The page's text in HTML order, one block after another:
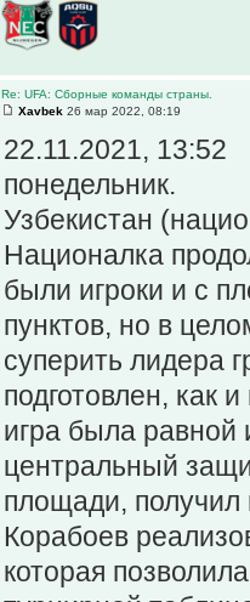
Re: UFA: Сборные команды страны.
Xavbek 26 мар 2022, 08:19
22.11.2021, 13:52
понедельник.
Узбекистан
Националка
были игроки и с
пунктов, но в
суперить лидера
подготовлен, как
игра была равной
центральный
площади, получил
Корабоев
которая